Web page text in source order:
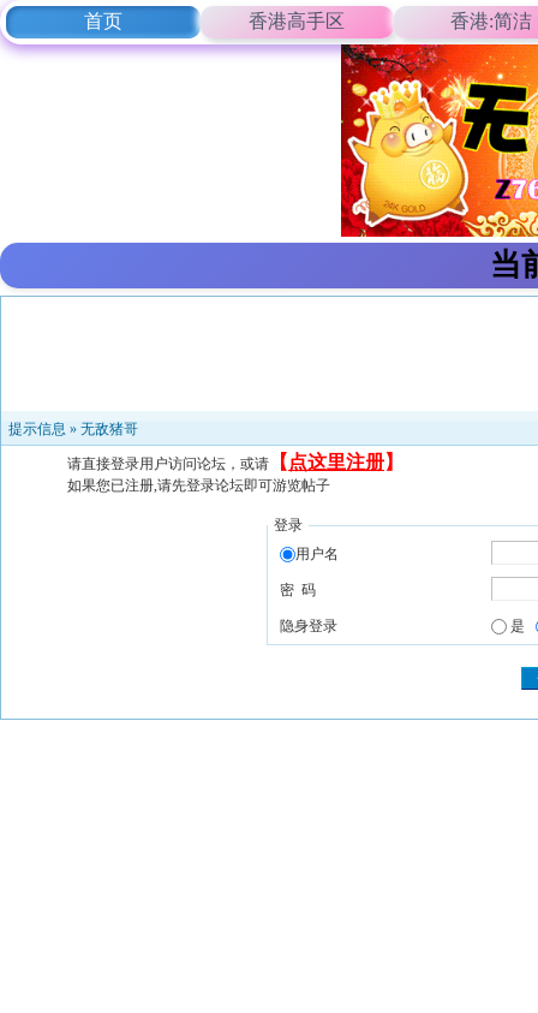
首页 香港高手区 香港:简洁
当
提示信息 » 无敌猪哥
请直接登录用户访问论坛，或请 【 点这里注册】
如果您已注册,请先登录论坛即可游览帖子
登录
用户名
密 码
隐身登录 是